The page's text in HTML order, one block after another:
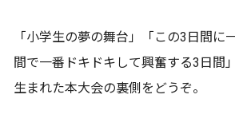
「小学生の夢の舞台」「この3日間に
間で一番ドキドキして興奮する3日間
生まれた本大会の裏側をどうぞ。